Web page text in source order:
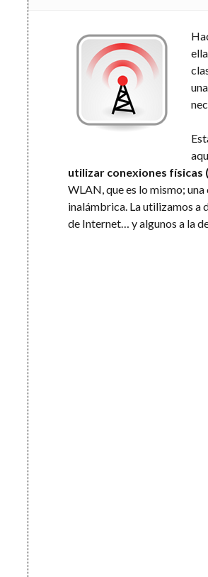
utilizar conexiones físicas
WLAN, que es lo mismo;
inalámbrica. La utilizamos a
de Internet… y algunos a la